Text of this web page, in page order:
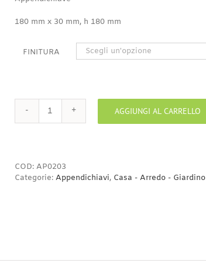
3,00€
9,00€
180 mm x 30 mm, h 180 mm
FINITURA
Appendichiave
AGGIUNGI AL CARRELLO
COD: AP0203
Categorie: Appendichiavi, Casa - Arredo - Giardino